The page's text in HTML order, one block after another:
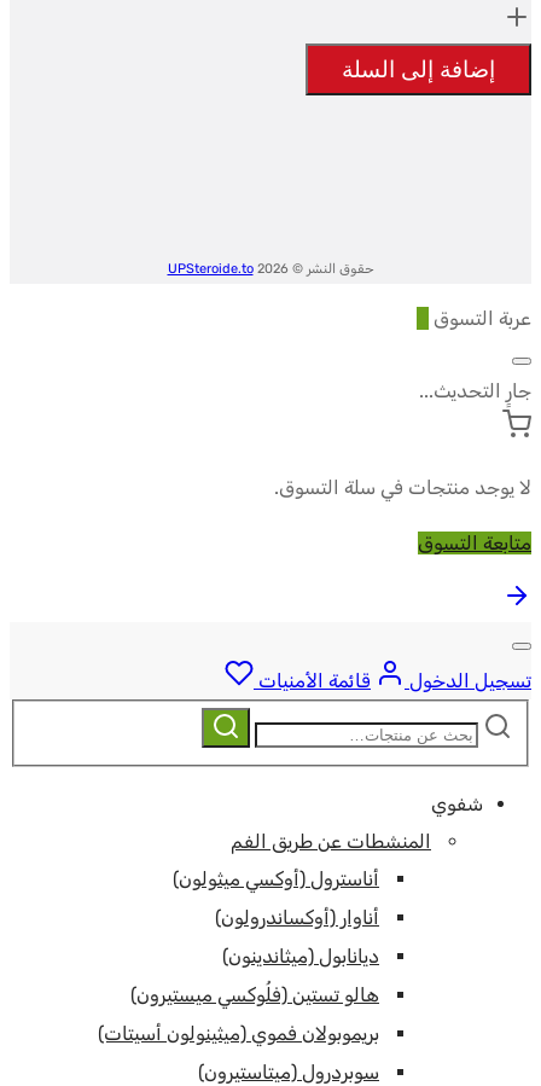
(MENT)
100mg/ml
إضافة إلى السلة
حقوق النشر © 2026 UPSteroide.to
عربة التسوق
جارٍ التحديث...
لا يوجد منتجات في سلة التسوق.
متابعة التسوق
تسجيل الدخول
قائمة الأمنيات
ابحث
بحث
شفوي
المنشطات عن طريق الفم
أناسترول (أوكسي ميثولون)
أناوار (أوكساندرولون)
ديانابول (ميثاندينون)
هالو تستين (فلُوكسي ميستيرون)
بريموبولان فموي (ميثينولون أسيتات)
سوبردرول (ميتاستيرون)